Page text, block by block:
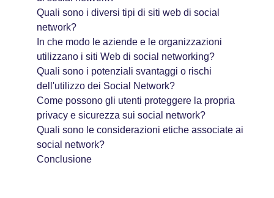
Quali sono i diversi tipi di siti web di social
network?
In che modo le aziende e le organizzazioni
utilizzano i siti Web di social networking?
Quali sono i potenziali svantaggi o rischi
dell'utilizzo dei Social Network?
Come possono gli utenti proteggere la propria
privacy e sicurezza sui social network?
Quali sono le considerazioni etiche associate ai
social network?
Conclusione